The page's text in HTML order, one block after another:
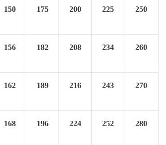
150 175 200 225 250
156 182 208 234 260
162 189 216 243 270
168 196 224 252 280